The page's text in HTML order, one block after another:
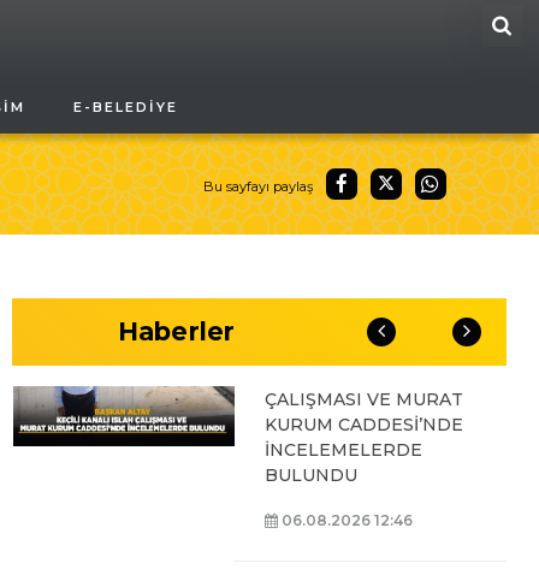
E-BELEDIYE
Bu sayfayı paylaş
Haberler
OYUNLARI’NIN FİNAL
TURUNDA
ÖĞRENCİLERİN
HEYECANINI PAYLAŞTI
BAŞKAN ALTAY, KEÇİLİ
ÇALIŞMASI VE MURAT
KURUM CADDESİ’NDE
İNCELEMELERDE
BULUNDU
06.08.2026 12:46